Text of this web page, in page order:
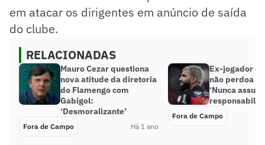
em atacar os dirigentes em anúncio de saída
do clube.
RELACIONADAS
Mauro Cezar questiona
nova atitude da diretoria
do Flamengo com
Gabigol:
‘Desmoralizante’
Fora de Campo Há 1 ano
Ex-jogador
não perdoa
‘Nunca
Fora de Campo